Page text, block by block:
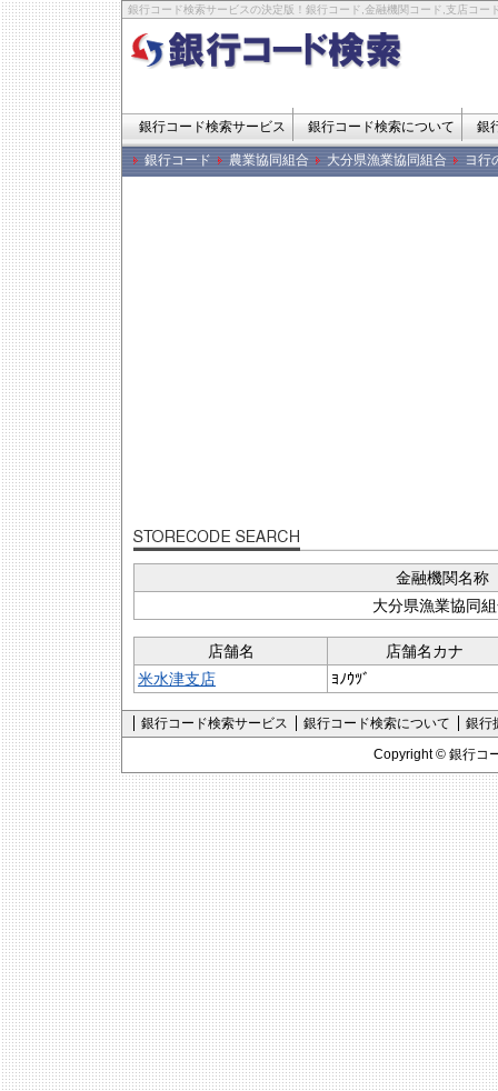
銀行コード検索サービスの決定版！銀行コード,金融機関コード,支店コー
銀行コード検索サービス 銀行コード検索について 銀
銀行コード 農業協同組合 大分県漁業協同組合 ヨ行
金融機関名称
大分県漁業協同
店舗名
店舗名カナ
米水津支店
ﾖﾉｳﾂﾞ
銀行コード検索サービス 銀行コード検索について
銀行
Copyright © 銀行コ